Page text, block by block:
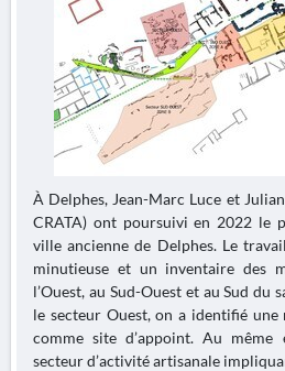
À Delphes, Jean-Marc Luce et
CRATA) ont poursuivi en 2022 le
ville ancienne de Delphes. Le
minutieuse et un inventaire des
l’Ouest, au Sud-Ouest et au Sud du
le secteur Ouest, on a identifié
comme site d’appoint. Au
secteur d’activité artisanale